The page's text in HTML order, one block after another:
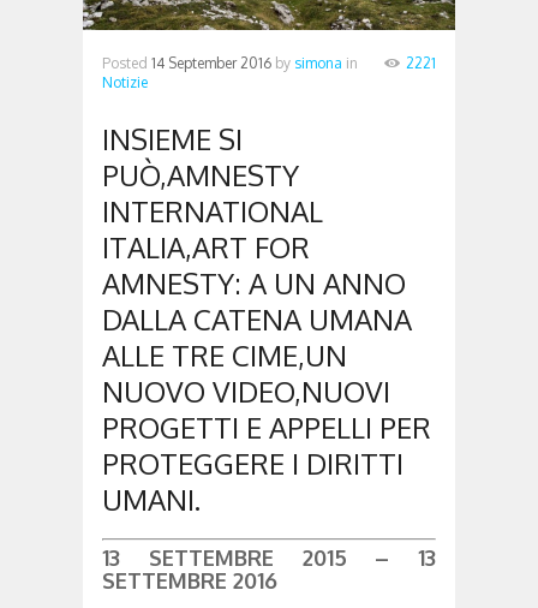
Posted 14 September 2016 by simona in
Notizie
2221
INSIEME SI
PUÒ,AMNESTY
INTERNATIONAL
ITALIA,ART FOR
AMNESTY: A UN ANNO
DALLA CATENA UMANA
ALLE TRE CIME,UN
NUOVO VIDEO,NUOVI
PROGETTI E APPELLI PER
PROTEGGERE I DIRITTI
UMANI.
13 SETTEMBRE 2015 – 13
SETTEMBRE 2016